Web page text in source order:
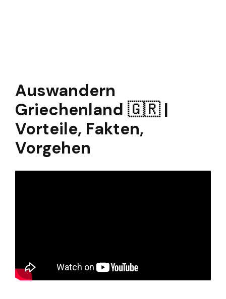
Auswandern
Griechenland 🇬🇷 |
Vorteile, Fakten,
Vorgehen